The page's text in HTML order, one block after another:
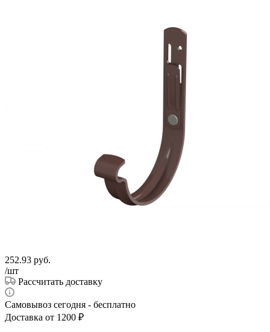
252.93 руб.
/шт
Рассчитать доставку
Самовывоз сегодня - бесплатно
Доставка от 1200 ₽